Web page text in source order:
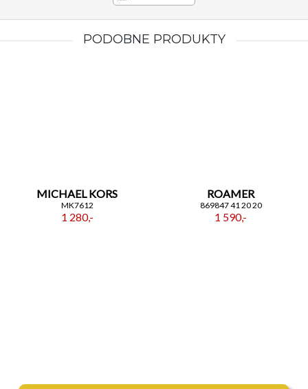
PODOBNE PRODUKTY
MICHAEL KORS
MK7612
1 280,-
ROAMER
869847 41 20 20
1 590,-